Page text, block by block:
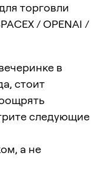
торговли
/ OPENAI /
в
стоит
следующие
а не